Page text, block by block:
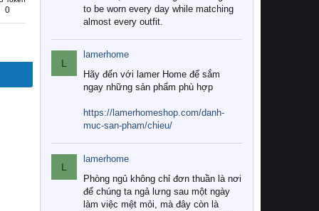
0
to be worn every day while matching
almost every outfit.
L
lamerhome
Hãy đến với lamer Home để sắm
ngay những sản phẩm phù hợp
https://lamerhomeshop.com/danh-
muc-san-pham/chieu/
L
lamerhome
Phòng ngủ không chỉ đơn thuần là nơi
để chúng ta ngả lưng sau một ngày
làm việc mệt mỏi, mà đây còn là